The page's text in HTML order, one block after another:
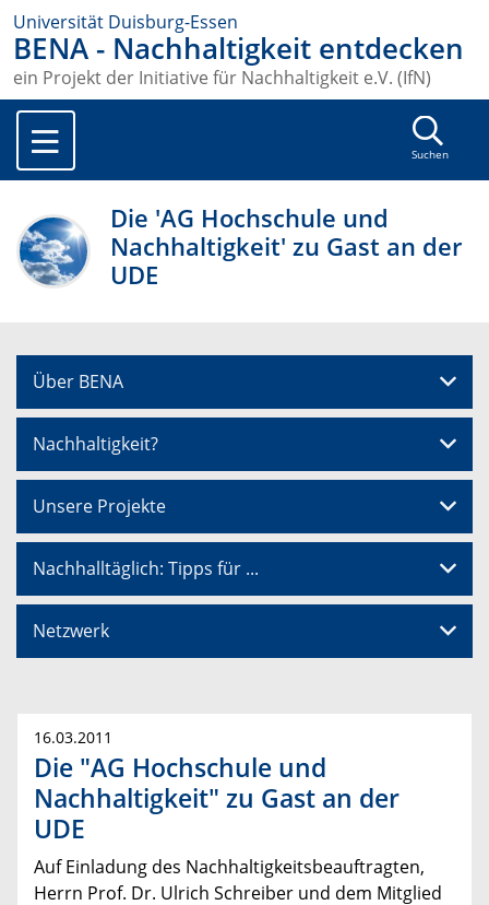
Universität Duisburg-Essen
BENA - Nachhaltigkeit entdecken
ein Projekt der Initiative für Nachhaltigkeit e.V. (IfN)
Suchen
Die 'AG Hochschule und
Nachhaltigkeit' zu Gast an der
UDE
Über BENA
Nachhaltigkeit?
Unsere Projekte
Nachhalltäglich: Tipps für ...
Netzwerk
16.03.2011
Die "AG Hochschule und
Nachhaltigkeit" zu Gast an der
UDE
Auf Einladung des Nachhaltigkeitsbeauftragten,
Herrn Prof. Dr. Ulrich Schreiber und dem Mitglied